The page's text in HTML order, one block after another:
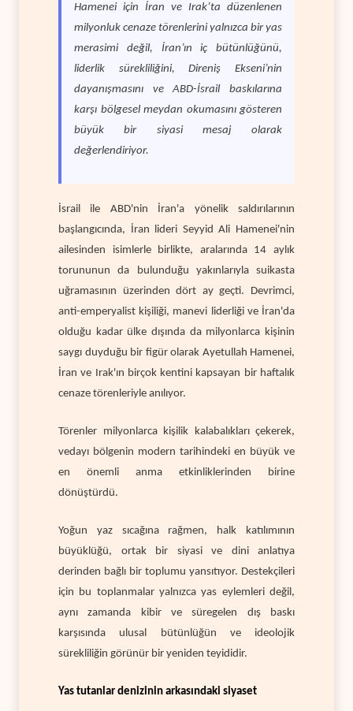
Hamenei için İran ve Irak’ta düzenlenen
milyonluk cenaze törenlerini yalnızca bir yas
merasimi değil, İran’ın iç bütünlüğünü,
liderlik sürekliliğini, Direniş Ekseni’nin
dayanışmasını ve ABD-İsrail baskılarına
karşı bölgesel meydan okumasını gösteren
büyük bir siyasi mesaj olarak
değerlendiriyor.
İsrail ile ABD'nin İran'a yönelik saldırılarının
başlangıcında, İran lideri Seyyid Ali Hamenei'nin
ailesinden isimlerle birlikte, aralarında 14 aylık
torununun da bulunduğu yakınlarıyla suikasta
uğramasının üzerinden dört ay geçti. Devrimci,
anti-emperyalist kişiliği, manevi liderliği ve İran'da
olduğu kadar ülke dışında da milyonlarca kişinin
saygı duyduğu bir figür olarak Ayetullah Hamenei,
İran ve Irak'ın birçok kentini kapsayan bir haftalık
cenaze törenleriyle anılıyor.
Törenler milyonlarca kişilik kalabalıkları çekerek,
vedayı bölgenin modern tarihindeki en büyük ve
en önemli anma etkinliklerinden birine
dönüştürdü.
Yoğun yaz sıcağına rağmen, halk katılımının
büyüklüğü, ortak bir siyasi ve dini anlatıya
derinden bağlı bir toplumu yansıtıyor. Destekçileri
için bu toplanmalar yalnızca yas eylemleri değil,
aynı zamanda kibir ve süregelen dış baskı
karşısında ulusal bütünlüğün ve ideolojik
sürekliliğin görünür bir yeniden teyididir.
Yas tutanlar denizinin arkasındaki siyaset